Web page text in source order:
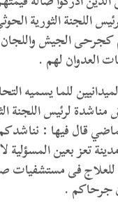
اللجنة الثورية
كجرحى الجيش
العدوان لهم .
للما يسميه
لرئيس اللجنة
قال فيها : نناشدكم
تعز بعين المسؤلية
فى مستشفيات
جرحاكم .